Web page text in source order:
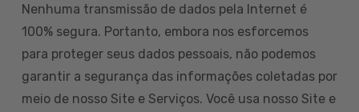
Nenhuma transmissão de dados pela Internet é
100% segura. Portanto, embora nos esforcemos
para proteger seus dados pessoais, não podemos
garantir a segurança das informações coletadas por
meio de nosso Site e Serviços. Você usa nosso Site e